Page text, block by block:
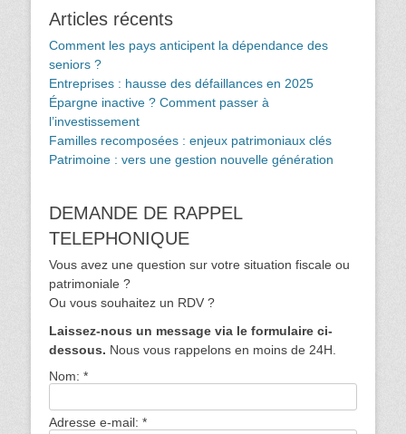
Articles récents
Comment les pays anticipent la dépendance des
seniors ?
Entreprises : hausse des défaillances en 2025
Épargne inactive ? Comment passer à
l’investissement
Familles recomposées : enjeux patrimoniaux clés
Patrimoine : vers une gestion nouvelle génération
DEMANDE DE RAPPEL
TELEPHONIQUE
Vous avez une question sur votre situation fiscale ou
patrimoniale ?
Ou vous souhaitez un RDV ?
Laissez-nous un message via le formulaire ci-
dessous. Nous vous rappelons en moins de 24H.
Nom: *
Adresse e-mail: *